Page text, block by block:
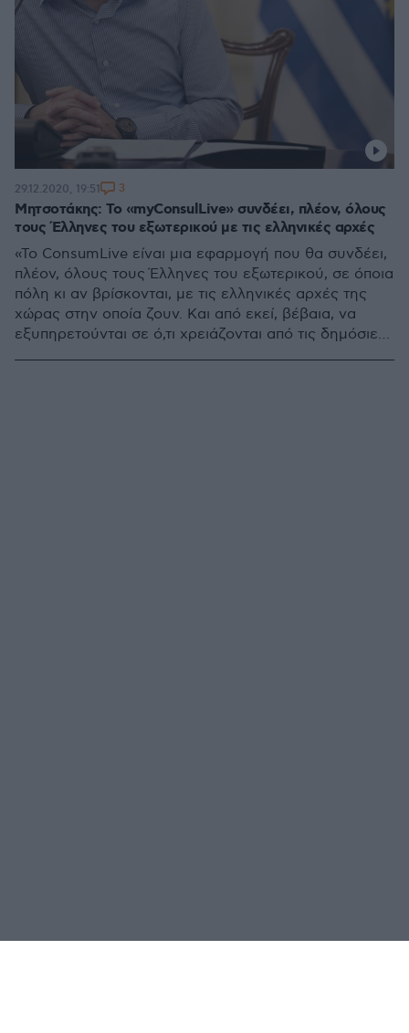
Μητσοτάκης: Το «myConsulLive» συνδέει, πλέον, όλους
τους Έλληνες του εξωτερικού με τις ελληνικές αρχές
«To ConsumLive είναι μια εφαρμογή που θα συνδέει,
πλέον, όλους τους Έλληνες του εξωτερικού, σε όποια
πόλη κι αν βρίσκονται, με τις ελληνικές αρχές της
χώρας στην οποία ζουν. Και από εκεί, βέβαια, να
εξυπηρετούνται σε ό,τι χρειάζονται από τις δημόσιες
29.12.2020, 19:51 3